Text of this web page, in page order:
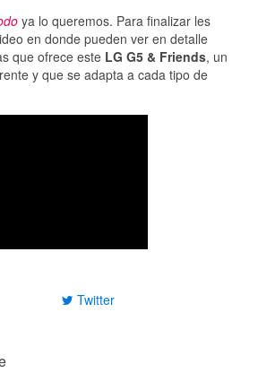
ya lo queremos. Para finalizar les
en donde pueden ver en detalle
que ofrece este LG G5 & Friends, un
y que se adapta a cada tipo de
Twitter